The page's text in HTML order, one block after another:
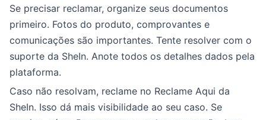
Se precisar reclamar, organize seus documentos
primeiro. Fotos do produto, comprovantes e
comunicações são importantes. Tente resolver com o
suporte da SheIn. Anote todos os detalhes dados pela
plataforma.
Caso não resolvam, reclame no Reclame Aqui da
SheIn. Isso dá mais visibilidade ao seu caso. Se